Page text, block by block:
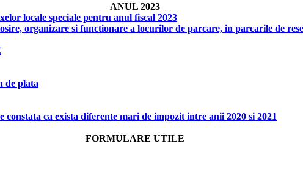
ANUL 2023
locale speciale pentru anul fiscal 2023
organizare si functionare a locurilor de parcare, in parcarile de
de plata
ca exista diferente mari de impozit intre anii 2020 si 2021
FORMULARE UTILE